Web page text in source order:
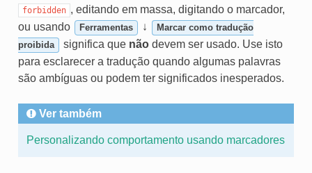
forbidden , editando em massa, digitando o marcador,
ou usando
Ferramentas ↓
Marcar como tradução
proibida
significa que nãodevem ser usado. Use isto
para esclarecer a tradução quando algumas palavras
são ambíguas ou podem ter significados inesperados.
Ver também
Personalizando comportamento usando marcadores